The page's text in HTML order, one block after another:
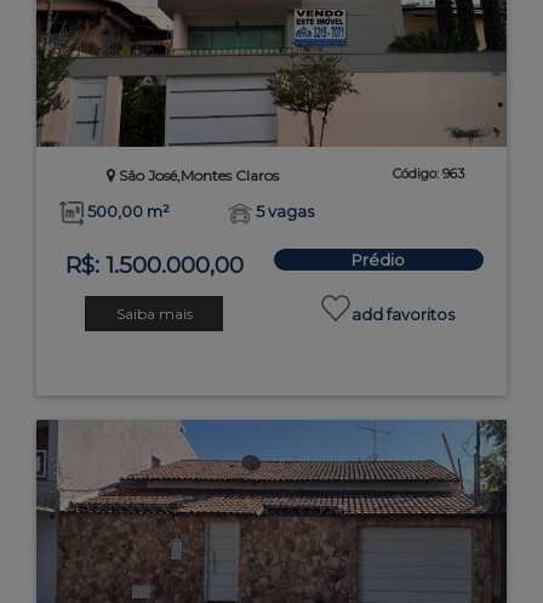
São José,Montes Claros Código: 963
500,00 m² 5 vagas
R$: 1.500.000,00 Prédio
Saiba mais add favoritos